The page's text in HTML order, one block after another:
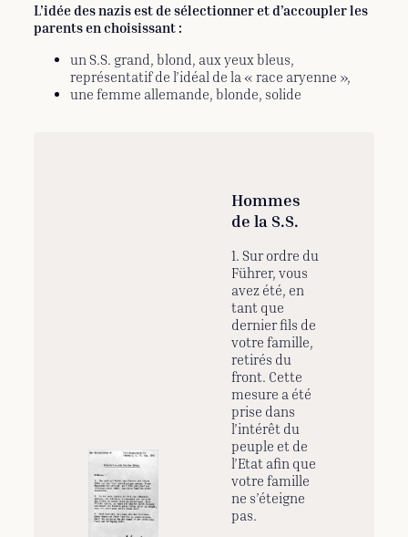
L’idée des nazis est de sélectionner et d’accoupler les
parents en choisissant :
un S.S. grand, blond, aux yeux bleus,
représentatif de l’idéal de la « race aryenne »,
une femme allemande, blonde, solide
Hommes
de la S.S.
1. Sur ordre du
Führer, vous
avez été, en
tant que
dernier fils de
votre famille,
retirés du
front. Cette
mesure a été
prise dans
l’intérêt du
peuple et de
l’Etat afin que
votre famille
ne s’éteigne
pas.